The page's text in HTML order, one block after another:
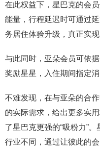
在此权益下，星巴克的会
能量，行程延迟时可通过
务居住体验升级，真正实现
与此同时，亚朵会员可依
奖励星星，入住期间指定
不难发现，在与亚朵的合
的实际需求，给出更多实
了星巴克更强的“吸粉力”
行业不同，通过让彼此的